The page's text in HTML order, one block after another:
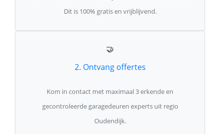
Dit is 100% gratis en vrijblijvend.
🤝
2. Ontvang offertes
Kom in contact met maximaal 3 erkende en
gecontroleerde garagedeuren experts uit regio
Oudendijk.